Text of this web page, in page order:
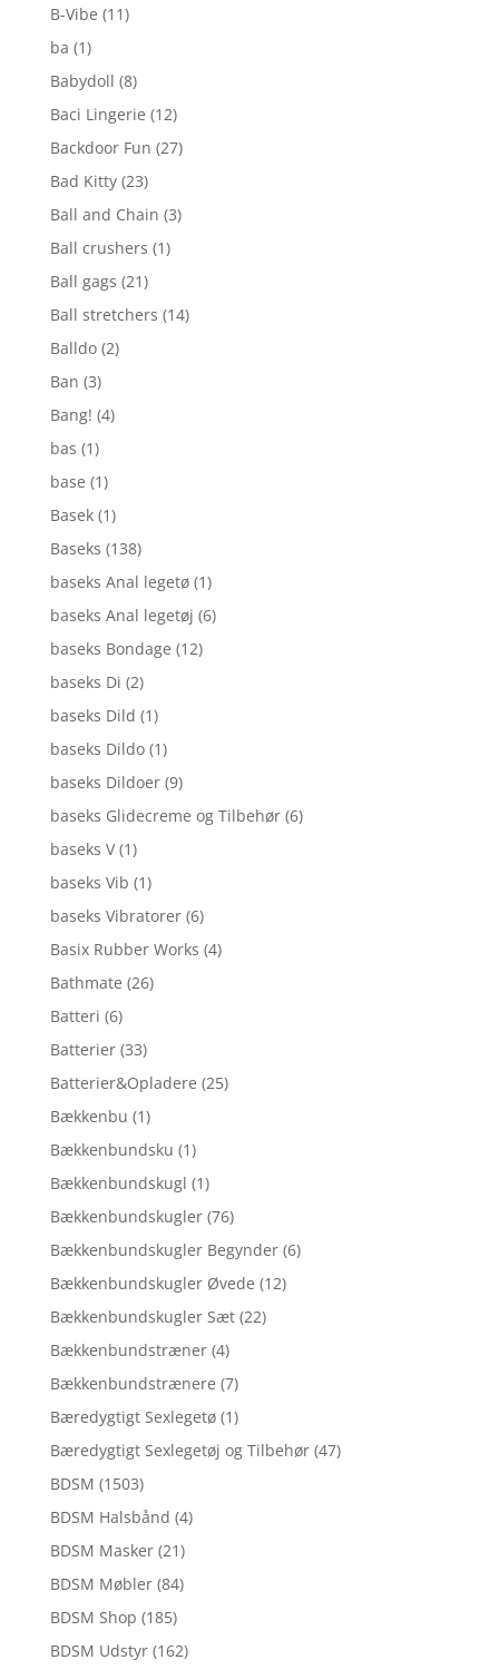
B-Vibe (11)
ba (1)
Babydoll (8)
Baci Lingerie (12)
Backdoor Fun (27)
Bad Kitty (23)
Ball and Chain (3)
Ball crushers (1)
Ball gags (21)
Ball stretchers (14)
Balldo (2)
Ban (3)
Bang! (4)
bas (1)
base (1)
Basek (1)
Baseks (138)
baseks Anal legetø (1)
baseks Anal legetøj (6)
baseks Bondage (12)
baseks Di (2)
baseks Dild (1)
baseks Dildo (1)
baseks Dildoer (9)
baseks Glidecreme og Tilbehør (6)
baseks V (1)
baseks Vib (1)
baseks Vibratorer (6)
Basix Rubber Works (4)
Bathmate (26)
Batteri (6)
Batterier (33)
Batterier&Opladere (25)
Bækkenbu (1)
Bækkenbundsku (1)
Bækkenbundskugl (1)
Bækkenbundskugler (76)
Bækkenbundskugler Begynder (6)
Bækkenbundskugler Øvede (12)
Bækkenbundskugler Sæt (22)
Bækkenbundstræner (4)
Bækkenbundstrænere (7)
Bæredygtigt Sexlegetø (1)
Bæredygtigt Sexlegetøj og Tilbehør (47)
BDSM (1503)
BDSM Halsbånd (4)
BDSM Masker (21)
BDSM Møbler (84)
BDSM Shop (185)
BDSM Udstyr (162)